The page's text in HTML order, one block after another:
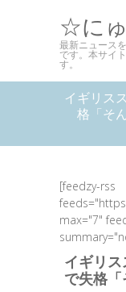
☆に
最新ニュース
です。本サイ
す。
イギリス
格「そ
[feedzy-rss
max="7"
イギリ
で失格